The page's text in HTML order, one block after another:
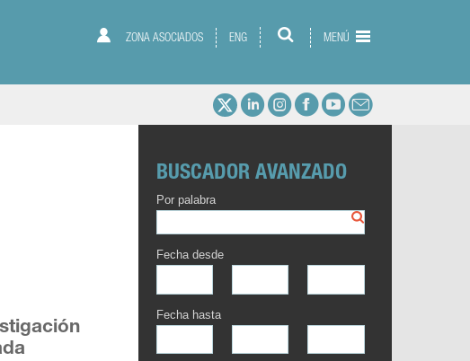
ZONA ASOCIADOS ENG MENÚ
BUSCADOR AVANZADO
Por palabra
Fecha desde
Fecha hasta